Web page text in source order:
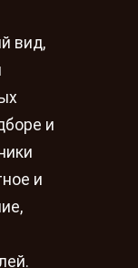
вид,
и
и